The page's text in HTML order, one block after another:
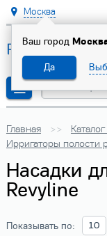
Москва
Ваш город
Да
Главная
Ирригаторы полости
Насадки
Revyline
Показывать по: 10